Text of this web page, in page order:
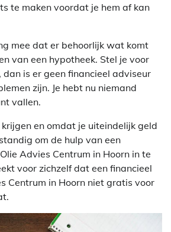
te maken voordat je hem af kan
mee dat er behoorlijk wat komt
van een hypotheek. Stel je voor
is er geen financieel adviseur
zijn. Je hebt nu niemand
vallen.
en omdat je uiteindelijk geld
om de hulp van een
Advies Centrum in Hoorn in te
voor zichzelf dat een financieel
Centrum in Hoorn niet gratis voor